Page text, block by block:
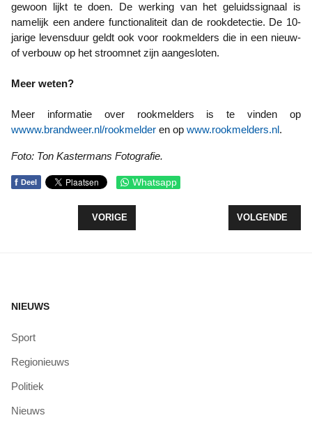
gewoon lijkt te doen. De werking van het geluidssignaal is
namelijk een andere functionaliteit dan de rookdetectie. De 10-
jarige levensduur geldt ook voor rookmelders die in een nieuw-
of verbouw op het stroomnet zijn aangesloten.
Meer weten?
Meer informatie over rookmelders is te vinden op
wwww.brandweer.nl/rookmelder en op www.rookmelders.nl.
Foto: Ton Kastermans Fotografie.
f Deel Whatsapp
VORIG ARTIKEL: TONNEN MEER NAAR
VORIGE VOLGENDE
VOLGENDE
NIEUWS
Sport
Regionieuws
Politiek
Nieuws